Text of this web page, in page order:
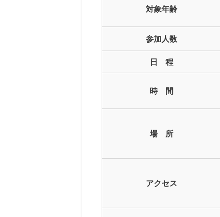
対象年齢
参加人数
日 程
時 間
場 所
アクセス